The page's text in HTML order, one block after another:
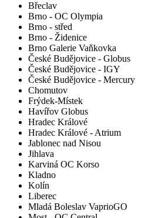
Břeclav
Brno - OC Olympia
Brno - střed
Brno - Židenice
Brno Galerie Vaňkovka
České Budějovice - Globus
České Budějovice - IGY
České Budějovice - Mercury
Chomutov
Frýdek-Místek
Havířov Globus
Hradec Králové
Hradec Králové - Atrium
Jablonec nad Nisou
Jihlava
Karviná OC Korso
Kladno
Kolín
Liberec
Mladá Boleslav VaprioGO